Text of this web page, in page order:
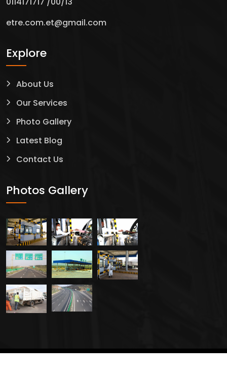
etre.com.et@gmail.com
Explore
About Us
Our Services
Photo Gallery
Latest Blog
Contact Us
Photos Gallery